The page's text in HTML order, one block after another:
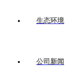
生态环境
公司新闻